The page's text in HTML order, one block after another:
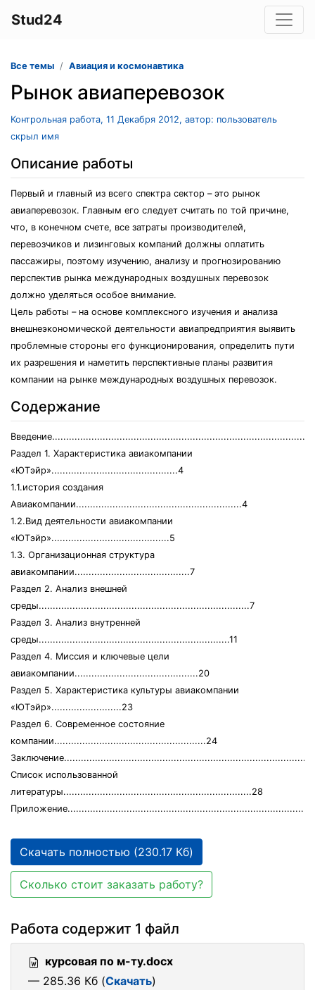
Stud24
Все темы Авиация и космонавтика
Рынок авиаперевозок
Контрольная работа, 11 Декабря 2012, автор: пользователь
скрыл имя
Описание работы
Первый и главный из всего спектра сектор – это рынок
авиаперевозок. Главным его следует считать по той причине,
что, в конечном счете, все затраты производителей,
перевозчиков и лизинговых компаний должны оплатить
пассажиры, поэтому изучению, анализу и прогнозированию
перспектив рынка международных воздушных перевозок
должно уделяться особое внимание.
Цель работы – на основе комплексного изучения и анализа
внешнеэкономической деятельности авиапредприятия выявить
проблемные стороны его функционирования, определить пути
их разрешения и наметить перспективные планы развития
компании на рынке международных воздушных перевозок.
Содержание
Раздел 1. Характеристика авиакомпании
«ЮТэйр».............................................4
1.1.история создания
Авиакомпании...........................................................4
1.2.Вид деятельности авиакомпании
«ЮТэйр»..........................................5
1.3. Организационная структура
авиакомпании.........................................7
Раздел 2. Анализ внешней
среды...........................................................................7
Раздел 3. Анализ внутренней
среды....................................................................11
Раздел 4. Миссия и ключевые цели
авиакомпании............................................20
Раздел 5. Характеристика культуры авиакомпании
«ЮТэйр».........................23
Раздел 6. Современное состояние
компании......................................................24
Список использованной
литературы...................................................................28
Скачать полностью (230.17 Кб)
Сколько стоит заказать работу?
Работа содержит 1 файл
курсовая по м-ту.docx
— 285.36 Кб (Скачать)